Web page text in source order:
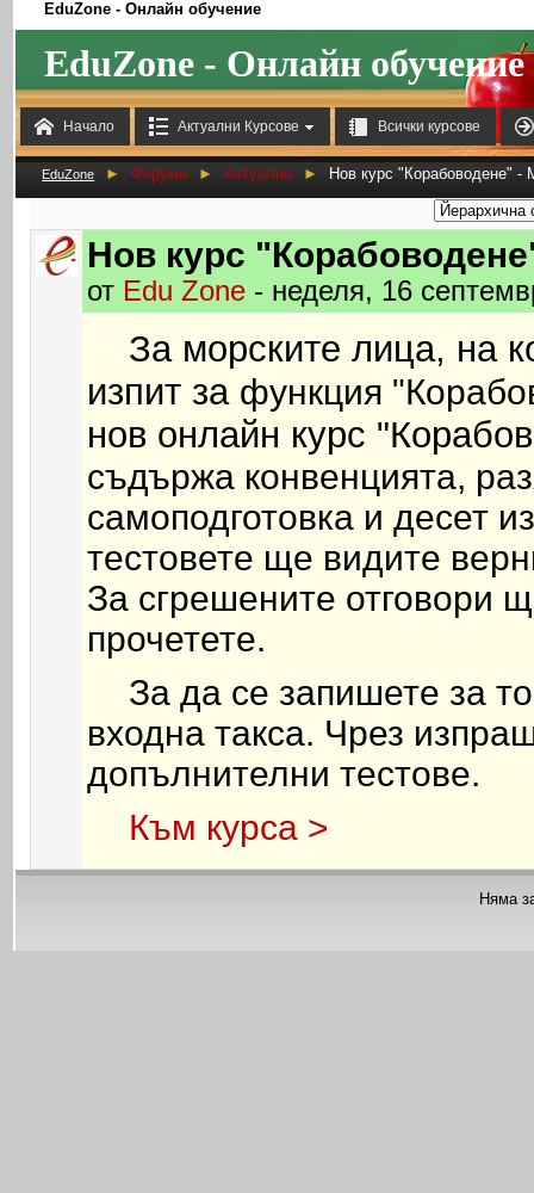
 Начало  Актуални Курсове  Всички курсове 
EduZone - Онлайн обучение
EduZone - Онлайн обучение
EduZone ► Форуми ► Актуално ► Нов курс "Корабоводене"
Нов курс
от Edu Zone - неделя, 16
За морските лица, на
изпит за функция
нов онлайн курс
съдържа конвенцията,
самоподготовка и десет
тестовете ще видите
За сгрешените отговори
прочетете.
За да се запишете за
входна такса. Чрез
допълнителни тестове.
Към курса >
Няма